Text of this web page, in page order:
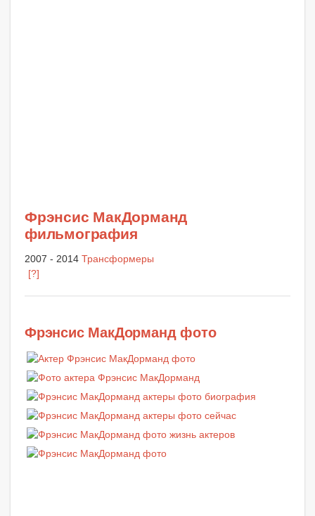
Фрэнсис МакДорманд
фильмография
2007 - 2014 Трансформеры
[?]
Фрэнсис МакДорманд фото